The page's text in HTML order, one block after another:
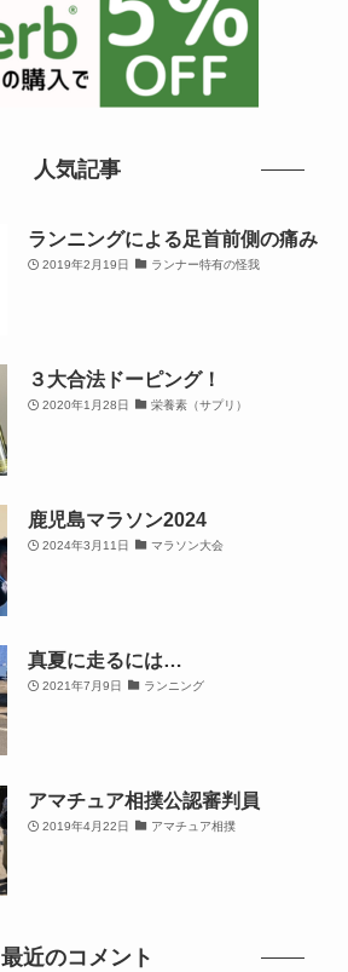
人気記事
ランニングによる足首前側の痛み
2019年2月19日 ランナー特有の怪我
３大合法ドーピング！
2020年1月28日 栄養素（サプリ）
鹿児島マラソン2024
2024年3月11日 マラソン大会
真夏に走るには…
2021年7月9日 ランニング
アマチュア相撲公認審判員
2019年4月22日 アマチュア相撲
最近のコメント